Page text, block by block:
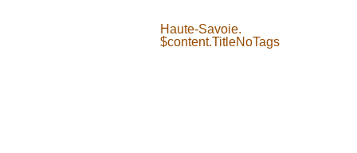
Haute-Savoie.
$content.TitleNoTags